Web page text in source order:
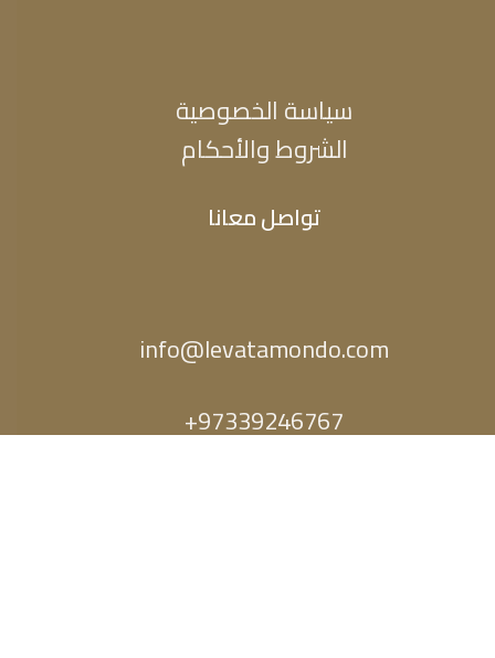
سياسة الخصوصية
الشروط والأحكام
تواصل معانا
info@levatamondo.com
97339246767+